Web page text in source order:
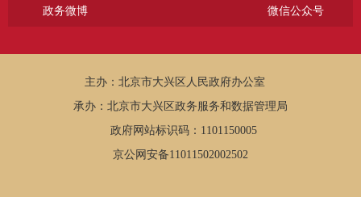
政务微博 微信公众号
主办：北京市大兴区人民政府办公室
承办：北京市大兴区政务服务和数据管理局
政府网站标识码：1101150005
京公网安备11011502002502